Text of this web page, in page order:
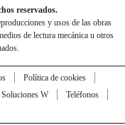
reservados.
y usos de las obras
de lectura mecánica u otros
Política de cookies
Soluciones W
Teléfonos